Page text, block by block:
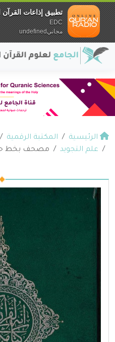
الرئيسية المكتبة الرقمية
علم التجويد
مصحف بخط
تطبيق إذاعات القرآن
EDC
مجانيundefined